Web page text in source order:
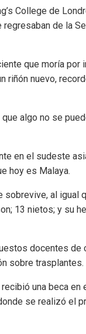
College de
de la
que moría por
nuevo,
algo no se
en el sudeste
hoy es Malaya.
al igual
13 nietos; y su
docentes de
sobre trasplantes.
una beca en
se realizó el